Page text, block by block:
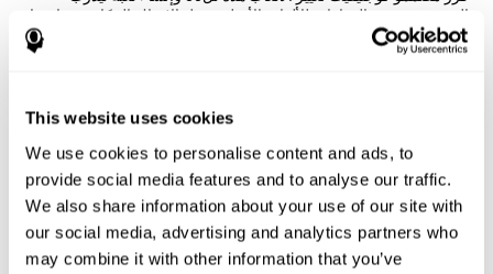
This website uses cookies
We use cookies to personalise content and ads, to
provide social media features and to analyse our traffic.
We also share information about your use of our site with
our social media, advertising and analytics partners who
may combine it with other information that you’ve
المستخدم نفس المهارات للألعاب الأصلية، مثل الإدراك المكاني، بما فيها
الكبت والتخطيط بإزالة الثلج من الخريطة.
عصبي نوعي. باللعب باستمرار وتدريب النمط هذا نساعد في إعادة تنظيم
الدوائر العصبية واستعادة الوظائف المعرفية الضعيفة.
إنّ تنبيه مهاراتنا المعرفية باستمرار قد يساعد في إنشاء نقاط تشابك
جديدة، تنظيم الدوائر العصبية وتحسين الوظائف المعرفية. هدف البطريق
المستكشف هو تنبيه القدرات المتعلّقة بالتخطيط والإدراك المكاني.